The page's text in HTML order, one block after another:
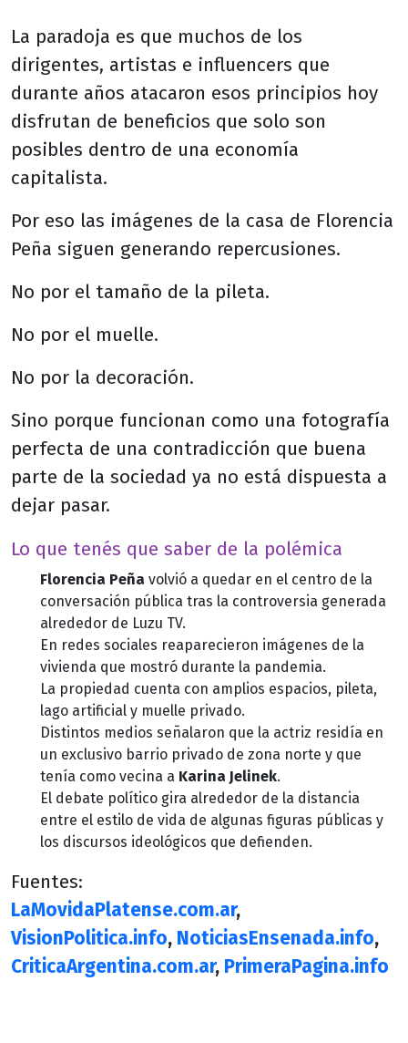
La paradoja es que muchos de los
dirigentes, artistas e influencers que
durante años atacaron esos principios hoy
disfrutan de beneficios que solo son
posibles dentro de una economía
capitalista.
Por eso las imágenes de la casa de Florencia
Peña siguen generando repercusiones.
No por el tamaño de la pileta.
No por el muelle.
No por la decoración.
Sino porque funcionan como una fotografía
perfecta de una contradicción que buena
parte de la sociedad ya no está dispuesta a
dejar pasar.
Lo que tenés que saber de la polémica
Florencia Peña volvió a quedar en el centro de la
conversación pública tras la controversia generada
alrededor de Luzu TV.
En redes sociales reaparecieron imágenes de la
vivienda que mostró durante la pandemia.
La propiedad cuenta con amplios espacios, pileta,
lago artificial y muelle privado.
Distintos medios señalaron que la actriz residía en
un exclusivo barrio privado de zona norte y que
tenía como vecina a Karina Jelinek.
El debate político gira alrededor de la distancia
entre el estilo de vida de algunas figuras públicas y
los discursos ideológicos que defienden.
Fuentes:
LaMovidaPlatense.com.ar,
VisionPolitica.info, NoticiasEnsenada.info,
CriticaArgentina.com.ar, PrimeraPagina.info